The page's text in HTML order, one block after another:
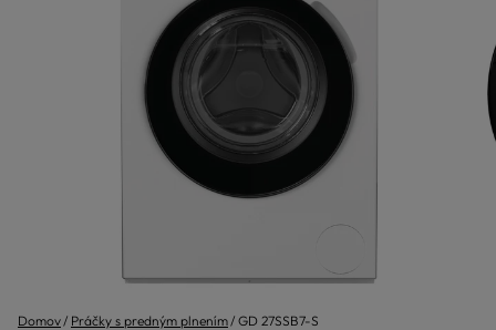
Domov Práčky s predným plnením GD 27SSB7-S